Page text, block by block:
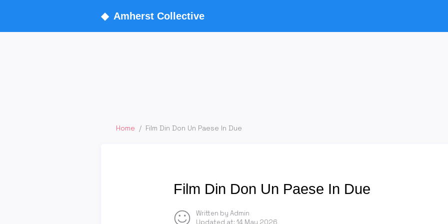
◆ Amherst Collective
Home / Film Din Don Un Paese In Due
Film Din Don Un Paese In Due
Written by Admin
Updated at: 14 May 2026